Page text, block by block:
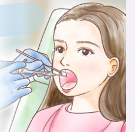
自
動
再
生
を
停
止
す
る